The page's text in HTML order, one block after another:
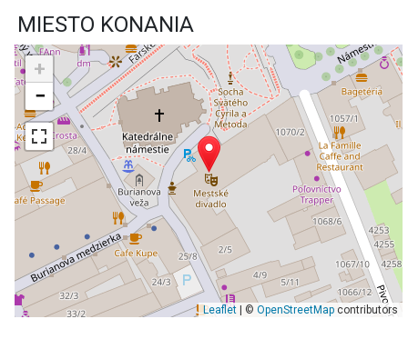
MIESTO KONANIA
+
−
Leaflet| © OpenStreetMapcontributors